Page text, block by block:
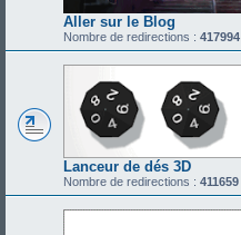
Aller sur le Blog
Nombre de redirections : 417994
Lanceur de dés 3D
Nombre de redirections : 411659